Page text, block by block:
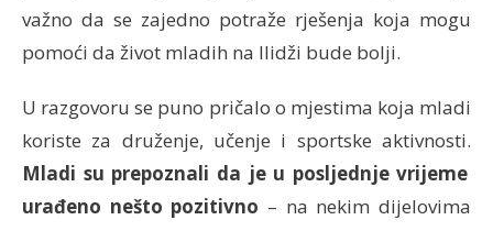
važno da se zajedno potraže rješenja koja mogu
pomoći da život mladih na Ilidži bude bolji.
U razgovoru se puno pričalo o mjestima koja mladi
koriste za druženje, učenje i sportske aktivnosti.
Mladi su prepoznali da je u posljednje vrijeme
urađeno nešto pozitivno – na nekim dijelovima